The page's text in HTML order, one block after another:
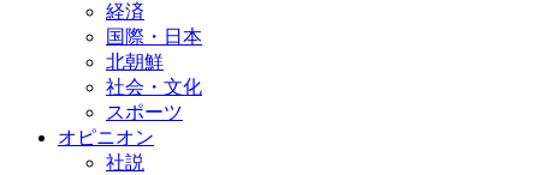
経済
国際・日本
北朝鮮
社会・文化
スポーツ
オピニオン
社説